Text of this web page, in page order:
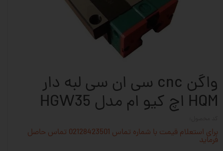
واگن cnc سی ان سی لبه دار
HQM اچ کیو ام مدل HGW35
برای استعلام قیمت با شماره تماس 02128423501 تماس حاصل
فرماید